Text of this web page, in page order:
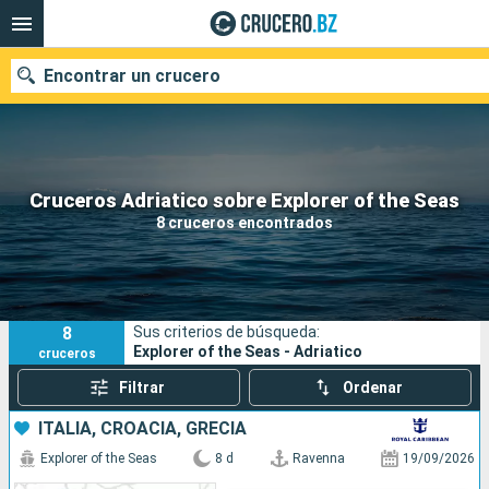
Cruceros Adriatico sobre Explorer of the Seas
8 cruceros encontrados
Encontrar un crucero
Nuestros destinos
Fecha de salida
Puertos Compañías
Buscar
8
cruceros
Sus criterios de búsqueda:
Explorer of the Seas - Adriatico
Filtrar Ordenar
ITALIA, CROACIA, GRECIA
Explorer of the Seas 8 d Ravenna 19/09/2026